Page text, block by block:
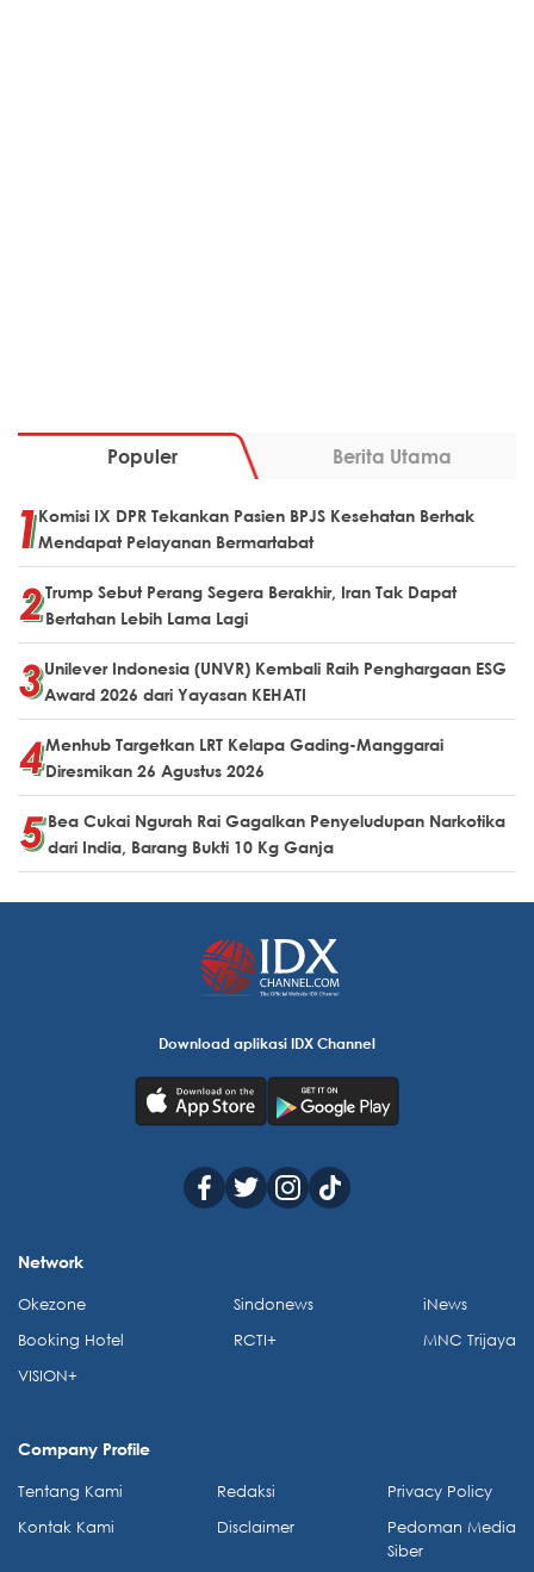
Populer Berita Utama
Komisi IX DPR Tekankan Pasien BPJS Kesehatan Berhak
Mendapat Pelayanan Bermartabat
Trump Sebut Perang Segera Berakhir, Iran Tak Dapat
Bertahan Lebih Lama Lagi
Unilever Indonesia (UNVR) Kembali Raih Penghargaan ESG
Award 2026 dari Yayasan KEHATI
Menhub Targetkan LRT Kelapa Gading-Manggarai
Diresmikan 26 Agustus 2026
Bea Cukai Ngurah Rai Gagalkan Penyeludupan Narkotika
dari India, Barang Bukti 10 Kg Ganja
Download aplikasi IDX Channel
Network
Okezone
Booking Hotel
VISION+
Sindonews
RCTI+
iNews
MNC Trijaya
Company Profile
Tentang Kami
Kontak Kami
Redaksi
Disclaimer
Privacy Policy
Pedoman Media
Siber